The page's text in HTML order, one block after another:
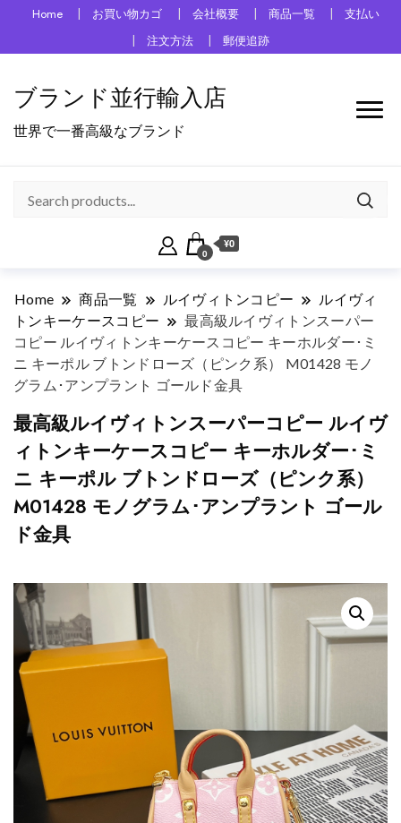
Home お買い物カゴ 会社概要 商品一覧
支払い
注文方法
郵便追跡
ブランド並行輸入店
世界で一番高級なブランド
0
¥0
Home 商品一覧 ルイヴィトンコピー
ルイヴィ
トンキーケースコピー
最高級ルイヴィトンスーパー
コピー ルイヴィトンキーケースコピー キーホルダー･ミ
ニ キーポル ブトンドローズ（ピンク系） M01428 モノ
グラム･アンプラント ゴールド金具
最高級ルイヴィトンスーパーコピー ルイヴ
ィトンキーケースコピー キーホルダー･ミ
ニ キーポル ブトンドローズ（ピンク系）
M01428 モノグラム･アンプラント ゴール
ド金具